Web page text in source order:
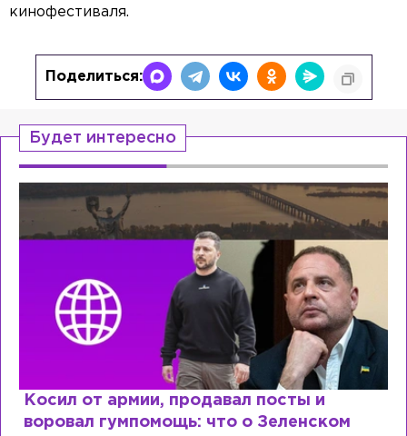
кинофестиваля.
Поделиться:
Будет интересно
Косил от армии, продавал посты и
воровал гумпомощь: что о Зеленском